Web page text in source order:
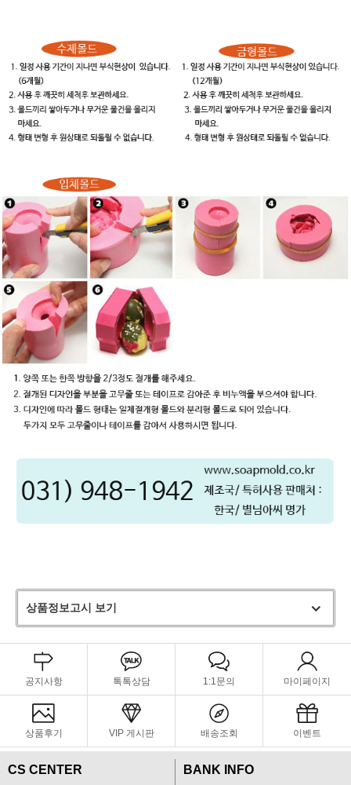
상품정보고시 보기
공지사항 톡톡상담 1:1문의 마이페이지
상품후기 VIP 게시판 배송조회 이벤트
CS CENTER BANK INFO